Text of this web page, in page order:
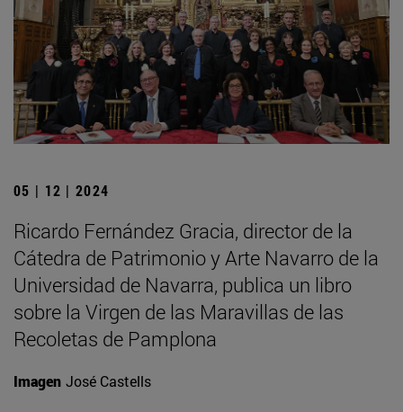
05 | 12 | 2024
Ricardo Fernández Gracia, director de la
Cátedra de Patrimonio y Arte Navarro de la
Universidad de Navarra, publica un libro
sobre la Virgen de las Maravillas de las
Recoletas de Pamplona
Imagen José Castells